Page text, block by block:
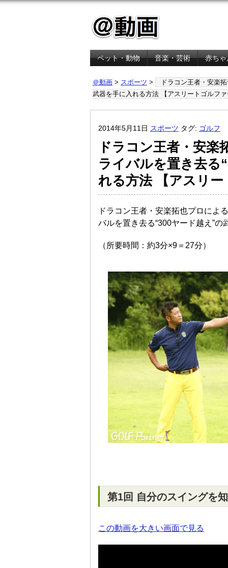
ペット・動物 音楽・芸術
赤ち
＠動画 > スポーツ >
ドラコン王者・安楽
武器を手に入れる方法 【アスリートゴルフ
2014年5月11日 スポーツ タグ: ゴルフ
ドラコン王者・安
ライバルを置き去る
れる方法 【アスリ
ドラコン王者・安楽拓也プロによ
バルを置き去る“300ヤード越え”
（所要時間：約3分×9＝27分）
第1回 自分のスイングを
この動画を大きい画面で見る